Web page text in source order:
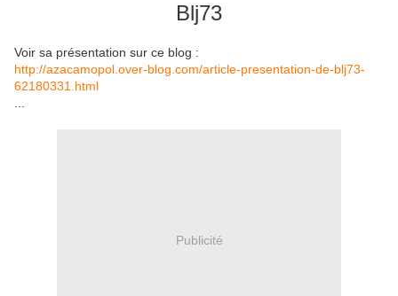
Blj73
Voir sa présentation sur ce blog :
http://azacamopol.over-blog.com/article-presentation-de-blj73-
62180331.html
Publicité